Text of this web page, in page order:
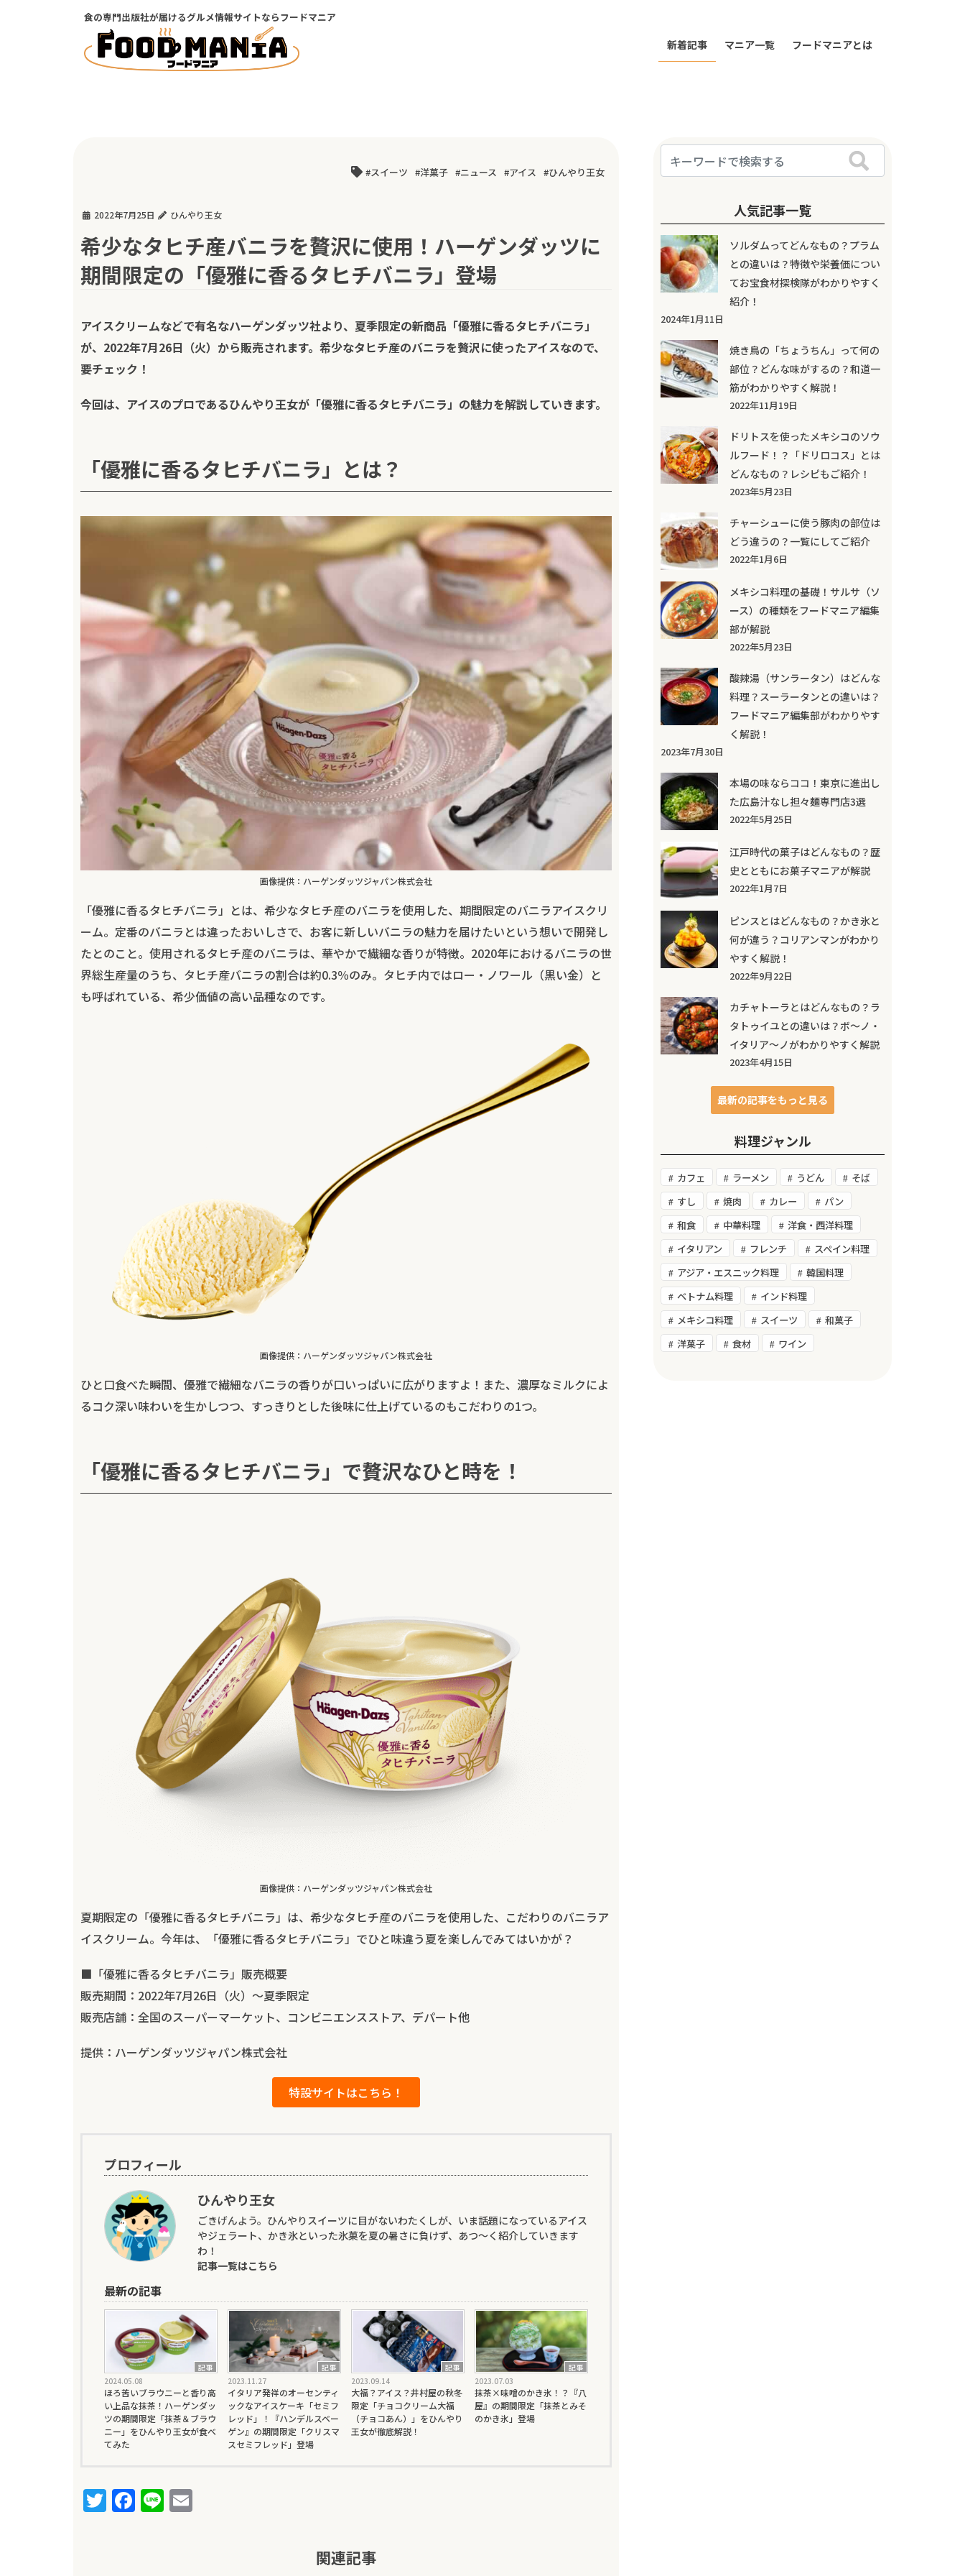
食の専門出版社が届けるグルメ情報サイトならフードマニア
新着記事 マニア一覧 フードマニアとは
スイーツ 洋菓子 ニュース アイス ひんやり王女
2022年7月25日 ひんやり王女
希少なタヒチ産バニラを贅沢に使用！ハーゲンダッツに
期間限定の「優雅に香るタヒチバニラ」登場
アイスクリームなどで有名なハーゲンダッツ社より、夏季限定の新商品「優雅に香るタヒチバニラ」
が、2022年7月26日（火）から販売されます。希少なタヒチ産のバニラを贅沢に使ったアイスなので、
要チェック！
今回は、アイスのプロであるひんやり王女が「優雅に香るタヒチバニラ」の魅力を解説していきます。
「優雅に香るタヒチバニラ」とは？
画像提供：ハーゲンダッツジャパン株式会社
「優雅に香るタヒチバニラ」とは、希少なタヒチ産のバニラを使用した、期間限定のバニラアイスクリ
ーム。定番のバニラとは違ったおいしさで、お客に新しいバニラの魅力を届けたいという想いで開発し
たとのこと。使用されるタヒチ産のバニラは、華やかで繊細な香りが特徴。2020年におけるバニラの世
界総生産量のうち、タヒチ産バニラの割合は約0.3％のみ。タヒチ内ではロー・ノワール（黒い金）と
も呼ばれている、希少価値の高い品種なのです。
画像提供：ハーゲンダッツジャパン株式会社
ひと口食べた瞬間、優雅で繊細なバニラの香りが口いっぱいに広がりますよ！また、濃厚なミルクによ
るコク深い味わいを生かしつつ、すっきりとした後味に仕上げているのもこだわりの1つ。
「優雅に香るタヒチバニラ」で贅沢なひと時を！
画像提供：ハーゲンダッツジャパン株式会社
夏期限定の「優雅に香るタヒチバニラ」は、希少なタヒチ産のバニラを使用した、こだわりのバニラア
イスクリーム。今年は、「優雅に香るタヒチバニラ」でひと味違う夏を楽しんでみてはいかが？
■「優雅に香るタヒチバニラ」販売概要
販売期間：2022年7月26日（火）〜夏季限定
販売店舗：全国のスーパーマーケット、コンビニエンスストア、デパート他
提供：ハーゲンダッツジャパン株式会社
特設サイトはこちら！
プロフィール
ひんやり王女
ごきげんよう。ひんやりスイーツに目がないわたくしが、いま話題になっているアイス
やジェラート、かき氷といった氷菓を夏の暑さに負けず、あつ～く紹介していきます
わ！
記事一覧はこちら
最新の記事
記事
2024.05.08
ほろ苦いブラウニーと香り高
い上品な抹茶！ハーゲンダッ
ツの期間限定「抹茶＆ブラウ
ニー」をひんやり王女が食べ
てみた
記事
2023.11.27
イタリア発祥のオーセンティ
ックなアイスケーキ「セミフ
レッド」！『ハンデルスベー
ゲン』の期間限定「クリスマ
スセミフレッド」登場
記事
2023.09.14
大福？アイス？井村屋の秋冬
限定「チョコクリーム大福
（チョコあん）」をひんやり
王女が徹底解説！
記事
2023.07.03
抹茶×味噌のかき氷！？『八
屋』の期間限定「抹茶とみそ
のかき氷」登場
T
w
F
a
Li
n
関連記事
人気記事一覧
ソルダムってどんなもの？プラム
との違いは？特徴や栄養価につい
てお宝食材探検隊がわかりやすく
紹介！
2024年1月11日
焼き鳥の「ちょうちん」って何の
部位？どんな味がするの？和道一
筋がわかりやすく解説！
2022年11月19日
ドリトスを使ったメキシコのソウ
ルフード！？「ドリロコス」とは
どんなもの？レシピもご紹介！
2023年5月23日
チャーシューに使う豚肉の部位は
どう違うの？一覧にしてご紹介
2022年1月6日
メキシコ料理の基礎！サルサ（ソ
ース）の種類をフードマニア編集
部が解説
2022年5月23日
酸辣湯（サンラータン）はどんな
料理？スーラータンとの違いは？
フードマニア編集部がわかりやす
く解説！
2023年7月30日
本場の味ならココ！東京に進出し
た広島汁なし担々麺専門店3選
2022年5月25日
江戸時代の菓子はどんなもの？歴
史とともにお菓子マニアが解説
2022年1月7日
ピンスとはどんなもの？かき氷と
何が違う？コリアンマンがわかり
やすく解説！
2022年9月22日
カチャトーラとはどんなもの？ラ
タトゥイユとの違いは？ボ～ノ・
イタリア～ノがわかりやすく解説
2023年4月15日
最新の記事をもっと見る
料理ジャンル
カフェ ラーメン うどん
そば
すし
焼肉 カレー
パン
和食
中華料理
洋食・西洋料理
イタリアン
フレンチ
スペイン料理
アジア・エスニック料理
韓国料理
ベトナム料理
インド料理
メキシコ料理
スイーツ
和菓子
洋菓子
食材 ワイン